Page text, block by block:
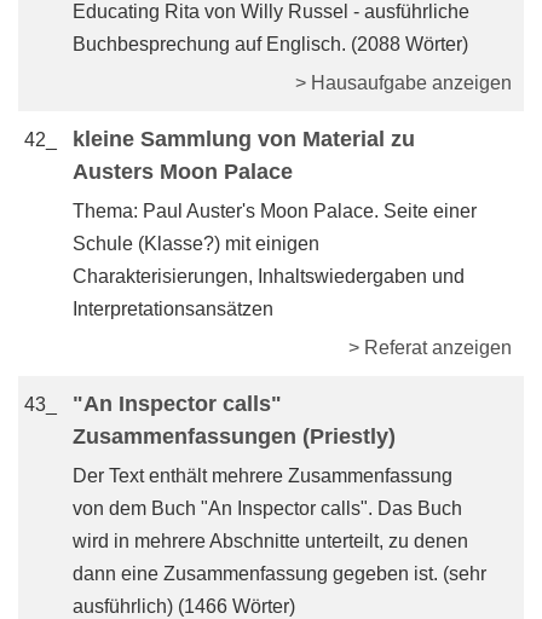
Educating Rita von Willy Russel - ausführliche
Buchbesprechung auf Englisch. (2088 Wörter)
> Hausaufgabe anzeigen
42_
kleine Sammlung von Material zu
Austers Moon Palace
Thema: Paul Auster's Moon Palace. Seite einer
Schule (Klasse?) mit einigen
Charakterisierungen, Inhaltswiedergaben und
Interpretationsansätzen
> Referat anzeigen
43_
"An Inspector calls"
Zusammenfassungen (Priestly)
Der Text enthält mehrere Zusammenfassung
von dem Buch "An Inspector calls". Das Buch
wird in mehrere Abschnitte unterteilt, zu denen
dann eine Zusammenfassung gegeben ist. (sehr
ausführlich) (1466 Wörter)